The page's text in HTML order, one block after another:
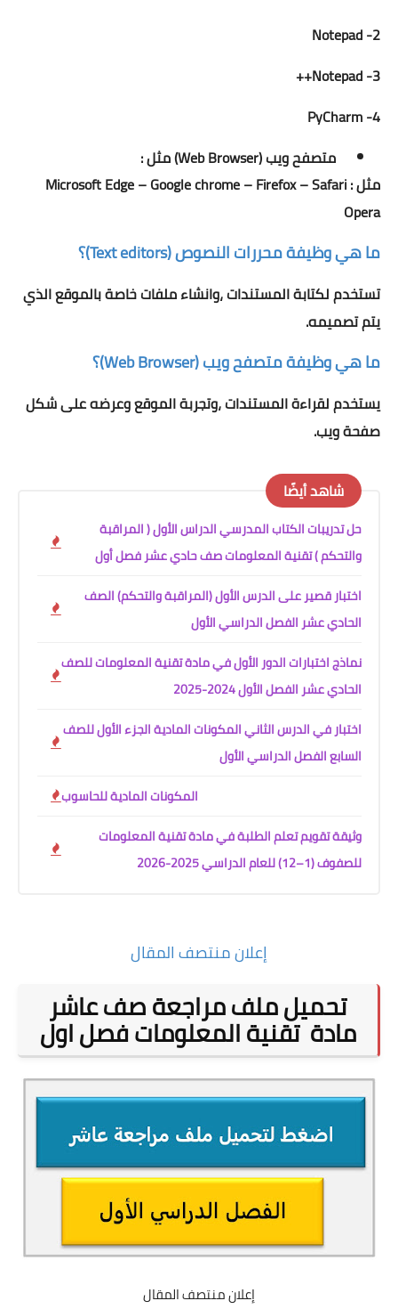
2- Notepad
3- Notepad++
4- PyCharm
متصفح ويب (Web Browser) مثل :
مثل : Microsoft Edge – Google chrome – Firefox – Safari
Opera
ما هي وظيفة محررات النصوص (Text editors)؟
تستخدم لكتابة المستندات ،وانشاء ملفات خاصة بالموقع الذي
يتم تصميمه.
ما هي وظيفة متصفح ويب (Web Browser)؟
يستخدم لقراءة المستندات ،وتجربة الموقع وعرضه على شكل
صفحة ويب.
شاهد أيضًا
حل تدريبات الكتاب المدرسي الدراس الأول ( المراقبة
والتحكم ) تقنية المعلومات صف حادي عشر فصل أول
اختبار قصير على الدرس الأول (المراقبة والتحكم) الصف
الحادي عشر الفصل الدراسي الأول
نماذج اختبارات الدور الأول في مادة تقنية المعلومات للصف
الحادي عشر الفصل الأول 2024-2025
اختبار في الدرس الثاني المكونات المادية الجزء الأول للصف
السابع الفصل الدراسي الأول
المكونات المادية للحاسوب
وثيقة تقويم تعلم الطلبة في مادة تقنية المعلومات
للصفوف (1–12) للعام الدراسي 2025-2026
إعلان منتصف المقال
تحميل ملف مراجعة صف عاشر
مادة تقنية المعلومات فصل اول
إعلان منتصف المقال